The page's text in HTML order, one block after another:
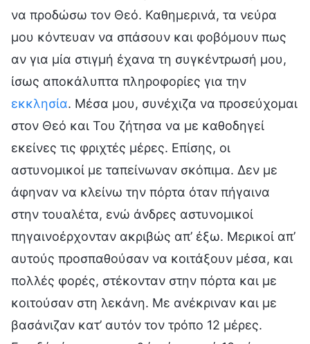
να προδώσω τον Θεό. Καθημερινά, τα νεύρα
μου κόντευαν να σπάσουν και φοβόμουν πως
αν για μία στιγμή έχανα τη συγκέντρωσή μου,
ίσως αποκάλυπτα πληροφορίες για την
εκκλησία. Μέσα μου, συνέχιζα να προσεύχομαι
στον Θεό και Του ζήτησα να με καθοδηγεί
εκείνες τις φριχτές μέρες. Επίσης, οι
αστυνομικοί με ταπείνωναν σκόπιμα. Δεν με
άφηναν να κλείνω την πόρτα όταν πήγαινα
στην τουαλέτα, ενώ άνδρες αστυνομικοί
πηγαινοέρχονταν ακριβώς απ’ έξω. Μερικοί απ’
αυτούς προσπαθούσαν να κοιτάξουν μέσα, και
πολλές φορές, στέκονταν στην πόρτα και με
κοιτούσαν στη λεκάνη. Με ανέκριναν και με
βασάνιζαν κατ’ αυτόν τον τρόπο 12 μέρες.